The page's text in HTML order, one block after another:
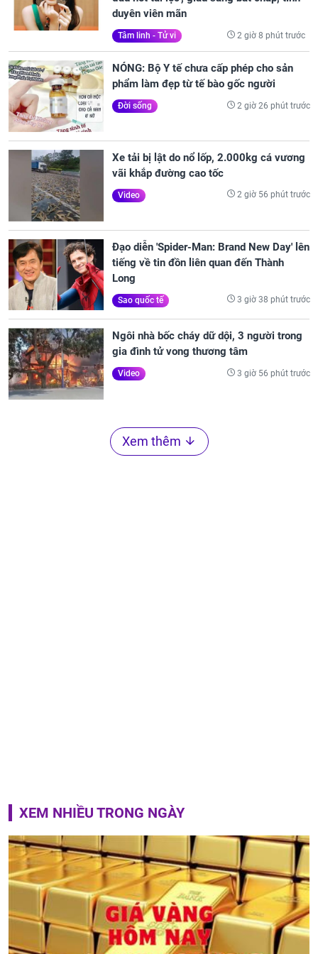
duyên viên mãn
Tâm linh - Tử vi 2 giờ 8 phút trước
NÓNG: Bộ Y tế chưa cấp phép cho sản
phẩm làm đẹp từ tế bào gốc người
Đời sống 2 giờ 26 phút trước
Xe tải bị lật do nổ lốp, 2.000kg cá vương
vãi khắp đường cao tốc
Video 2 giờ 56 phút trước
Đạo diễn 'Spider-Man: Brand New Day' lên
tiếng về tin đồn liên quan đến Thành
Long
Sao quốc tế 3 giờ 38 phút trước
Ngôi nhà bốc cháy dữ dội, 3 người trong
gia đình tử vong thương tâm
Video 3 giờ 56 phút trước
Xem thêm
XEM NHIỀU TRONG NGÀY